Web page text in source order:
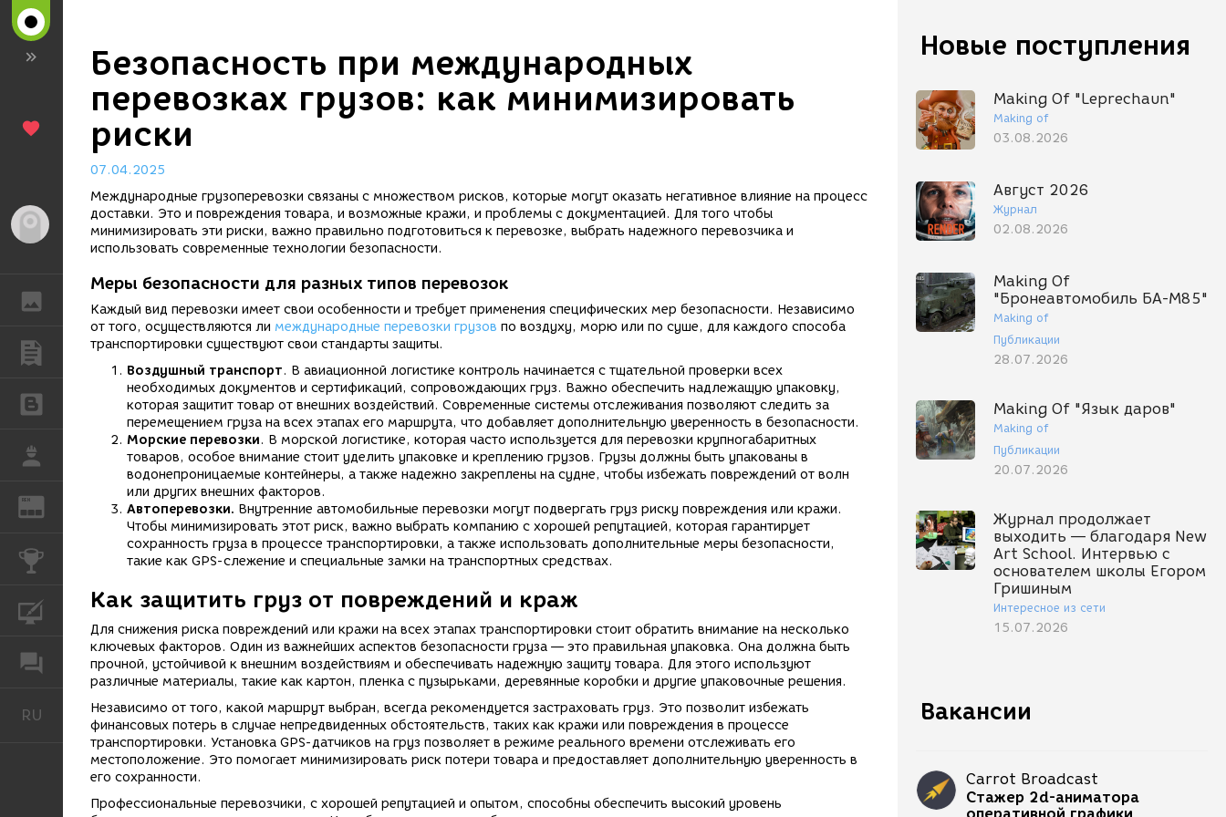
Гость
ПУБЛИКАЦИИ
REN ЖУРНАЛ
КОНКУРСЫ
КУРСЫ
ФОРУМ
RU Русский
Новые поступления
Making Of "Leprechaun"
Making of
03.08.2026
Август 2026
Журнал
02.08.2026
Making Of
"Бронеавтомобиль БА-М85"
Making of
Публикации
28.07.2026
Making Of "Язык даров"
Making of
Публикации
20.07.2026
Журнал продолжает
выходить — благодаря New
Art School. Интервью с
основателем школы Егором
Гришиным
Интересное из сети
15.07.2026
Вакансии
Carrot Broadcast
Стажер 2d-аниматора
Безопасность при международных
перевозках грузов: как минимизировать
риски
07.04.2025
Международные грузоперевозки связаны с множеством рисков, которые могут оказать негативное влияние на процесс
доставки. Это и повреждения товара, и возможные кражи, и проблемы с документацией. Для того чтобы
минимизировать эти риски, важно правильно подготовиться к перевозке, выбрать надежного перевозчика и
использовать современные технологии безопасности.
Меры безопасности для разных типов перевозок
Каждый вид перевозки имеет свои особенности и требует применения специфических мер безопасности. Независимо
от того, осуществляются ли международные перевозки грузов по воздуху, морю или по суше, для каждого способа
транспортировки существуют свои стандарты защиты.
Воздушный транспорт. В авиационной логистике контроль начинается с тщательной проверки всех
необходимых документов и сертификаций, сопровождающих груз. Важно обеспечить надлежащую упаковку,
которая защитит товар от внешних воздействий. Современные системы отслеживания позволяют следить за
перемещением груза на всех этапах его маршрута, что добавляет дополнительную уверенность в безопасности.
Морские перевозки. В морской логистике, которая часто используется для перевозки крупногабаритных
товаров, особое внимание стоит уделить упаковке и креплению грузов. Грузы должны быть упакованы в
водонепроницаемые контейнеры, а также надежно закреплены на судне, чтобы избежать повреждений от волн
или других внешних факторов.
Автоперевозки. Внутренние автомобильные перевозки могут подвергать груз риску повреждения или кражи.
Чтобы минимизировать этот риск, важно выбрать компанию с хорошей репутацией, которая гарантирует
сохранность груза в процессе транспортировки, а также использовать дополнительные меры безопасности,
такие как GPS-слежение и специальные замки на транспортных средствах.
Как защитить груз от повреждений и краж
Для снижения риска повреждений или кражи на всех этапах транспортировки стоит обратить внимание на несколько
ключевых факторов. Один из важнейших аспектов безопасности груза — это правильная упаковка. Она должна быть
прочной, устойчивой к внешним воздействиям и обеспечивать надежную защиту товара. Для этого используют
различные материалы, такие как картон, пленка с пузырьками, деревянные коробки и другие упаковочные решения.
Независимо от того, какой маршрут выбран, всегда рекомендуется застраховать груз. Это позволит избежать
финансовых потерь в случае непредвиденных обстоятельств, таких как кражи или повреждения в процессе
транспортировки. Установка GPS-датчиков на груз позволяет в режиме реального времени отслеживать его
местоположение. Это помогает минимизировать риск потери товара и предоставляет дополнительную уверенность в
его сохранности.
Профессиональные перевозчики, с хорошей репутацией и опытом, способны обеспечить высокий уровень